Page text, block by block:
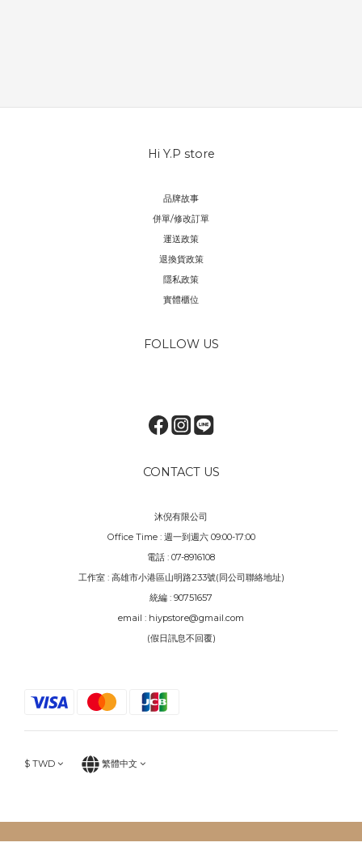
Hi Y.P store
品牌故事
併單/修改訂單
運送政策
退換貨政策
隱私政策
實體櫃位
FOLLOW US
CONTACT US
沐倪有限公司
Office Time : 週一到週六 09:00-17:00
電話 : 07-8916108
工作室 : 高雄市小港區山明路233號(同公司聯絡地址)
統編 : 90751657
email : hiypstore@gmail.com
(假日訊息不回覆)
$ TWD 繁體中文